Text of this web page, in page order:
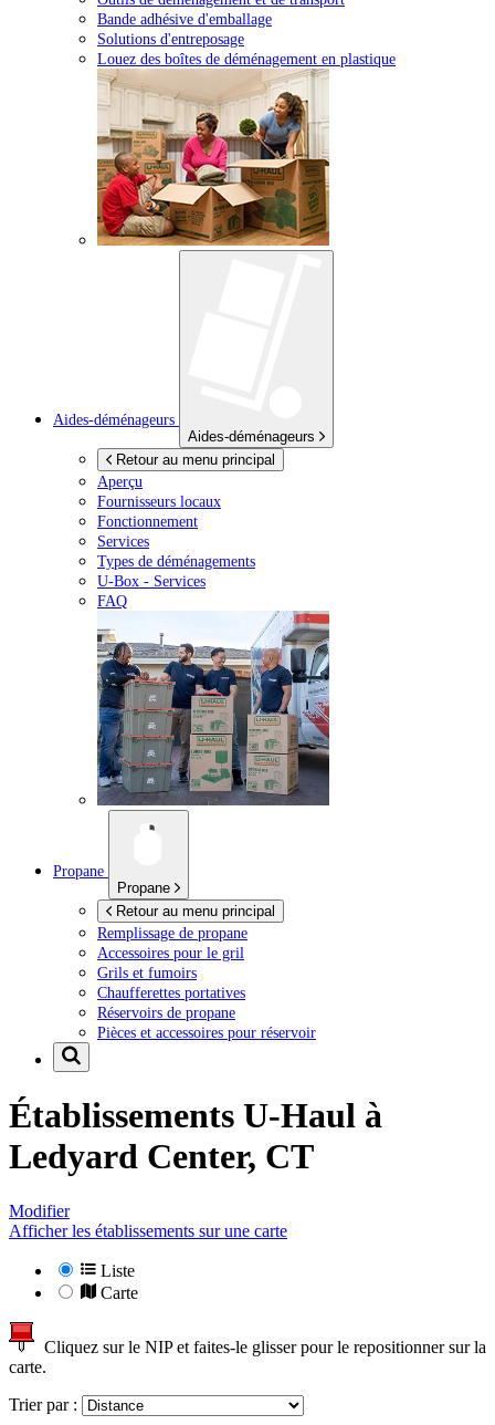
Bande adhésive d'emballage
Solutions d'entreposage
Louez des boîtes de déménagement en plastique
Aides-déménageurs
Aides-déménageurs
Retour au menu principal
Aperçu
Fournisseurs locaux
Fonctionnement
Services
Types de déménagements
U-Box - Services
FAQ
Propane
Propane
Retour au menu principal
Remplissage de propane
Accessoires pour le gril
Grils et fumoirs
Chaufferettes portatives
Réservoirs de propane
Pièces et accessoires pour réservoir
Établissements U-Haul à
Ledyard Center, CT
Modifier
Afficher les établissements sur une carte
Liste
Carte
Cliquez sur le NIP et faites-le glisser pour le repositionner sur la
carte.
Trier par :